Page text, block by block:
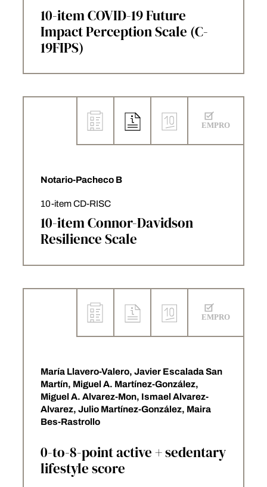
10-item COVID-19 Future
Impact Perception Scale (C-
19FIPS)
Notario-Pacheco B
10-item CD-RISC
10-item Connor-Davidson
Resilience Scale
María Llavero-Valero, Javier Escalada San
Martín, Miguel A. Martínez-González,
Miguel A. Alvarez-Mon, Ismael Alvarez-
Alvarez, Julio Martínez-González, Maira
Bes-Rastrollo
0-to-8-point active + sedentary
lifestyle score